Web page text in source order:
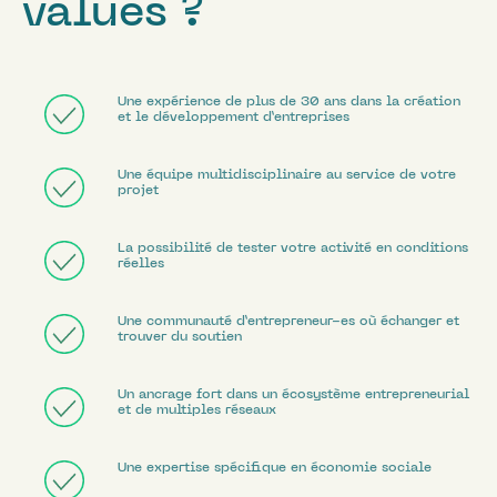
values ?
Une expérience de plus de 30 ans dans la création
et le développement d’entreprises
Une équipe multidisciplinaire au service de votre
projet
La possibilité de tester votre activité en conditions
réelles
Une communauté d’entrepreneur-es où échanger et
trouver du soutien
Un ancrage fort dans un écosystème entrepreneurial
et de multiples réseaux
Une expertise spécifique en économie sociale